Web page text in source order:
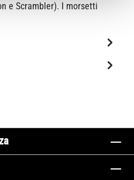
e Scrambler). I morsetti